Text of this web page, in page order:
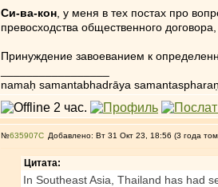
Си-ва-кон , у меня в тех постах про
превосходства общественного
Принуждение завоеванием к
namaḥ samantabhadrāya
№635907 Добавлено: Вт 31 Окт 23, 18:56 (3 года
Цитата:
In Southeast Asia, Thailand has had